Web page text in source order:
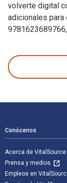
volverte digital
adicionales
Conócenos
Acerca de VitalSource
Prensa y medios
Empleos en